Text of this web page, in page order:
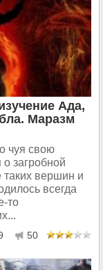
Ада,
Маразм
чуя свою
о загробной
таких вершин и
всегда
то
50